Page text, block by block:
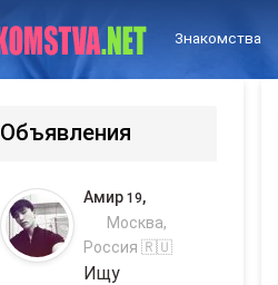
Знакомства
Объявления
Амир 19,
Москва,
Россия 🇷🇺
Ищу